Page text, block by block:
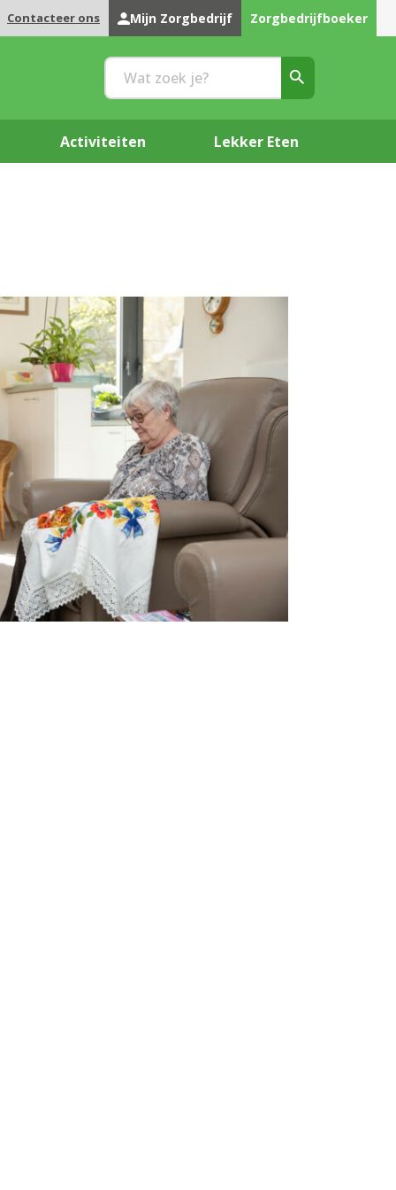
Contacteer ons Mijn Zorgbedrijf Zorgbedrijfboeker
Activiteiten Lekker Eten